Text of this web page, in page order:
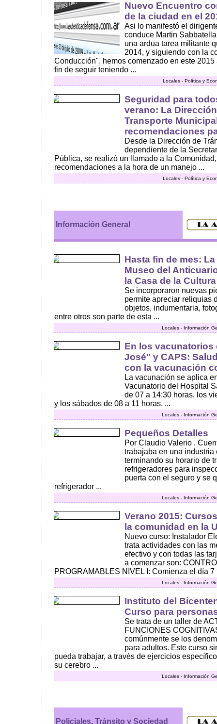
Nuevo Encuentro
de la ciudad en el
Asi lo manifestó el
conduce Martin
una ardua tarea militante
2014, y siguiendo con la
Conducción", hemos comenzado en este
fin de seguir teniendo ...
Locales - Política y
Seguridad para
verano: La
Transporte
recomendaciones
Desde la Dirección de
dependiente de la
Pública, se realizó un llamado a la
recomendaciones a la hora de un manejo ...
Locales - Política y
Información General
Hasta fin de mes:
Museo del
la Casa de la Cultura
Se incorporaron nuevas
permite apreciar reliquias
objetos, indumentaria,
entre otros son parte de esta ...
Locales - Información
En los vacunatorios
José" y CAPS:
con la vacunación
La vacunación se aplica
Vacunatorio del Hospital
de 07 a 14:30 horas, los
y los sábados de 08 a 11 horas. ...
Locales - Información
Pequeños Detalles
Por Claudio Valerio .
trabajaba en una
terminando su horario de
refrigeradores para
puerta con el seguro y se
refrigerador ...
Locales - Información
Verano 2015:
la comunidad en la
Nuevo curso: Instalador
trata actividades con las
efectivo y con todas las
a comenzar son:
PROGRAMABLES NIVEL I: Comienza el día
Locales - Información
Instituto del
Curso para
Se trata de un taller de
FUNCIONES
comúnmente se los
para adultos. Este curso
pueda trabajar, a través de ejercicios
su cerebro ...
Locales - Información
Policiales, Tránsito y Sociedad